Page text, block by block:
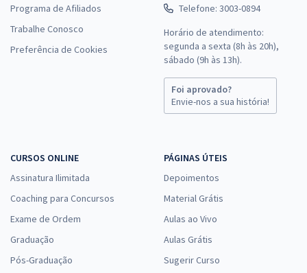
Programa de Afiliados
Trabalhe Conosco
Preferência de Cookies
Telefone: 3003-0894
Horário de atendimento:
segunda a sexta (8h às 20h),
sábado (9h às 13h).
Foi aprovado?
Envie-nos a sua história!
CURSOS ONLINE
Assinatura Ilimitada
Coaching para Concursos
Exame de Ordem
Graduação
Pós-Graduação
PÁGINAS ÚTEIS
Depoimentos
Material Grátis
Aulas ao Vivo
Aulas Grátis
Sugerir Curso